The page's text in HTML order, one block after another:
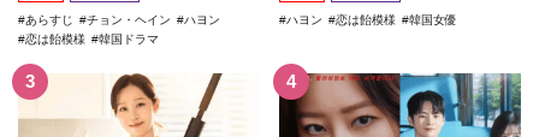
あらすじ チョン・ヘイン
ハヨン
恋は飴模様
韓国ドラマ
ハヨン 恋は飴模様 韓国女優